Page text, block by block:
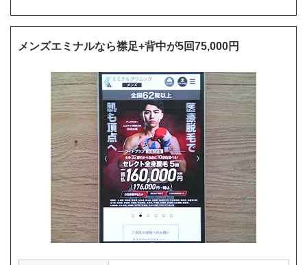
メンズエミナルなら襟足+背中が5回75,000円